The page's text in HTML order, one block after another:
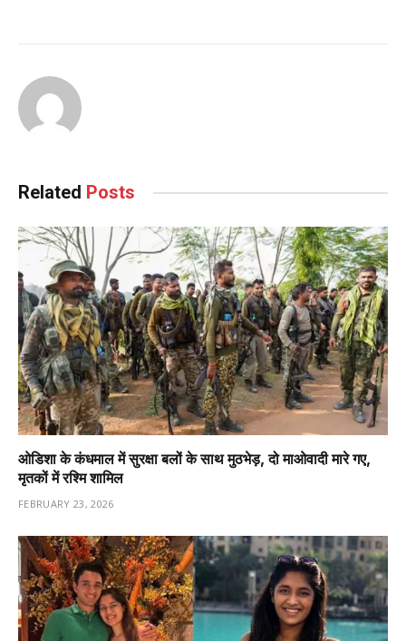
Related Posts
ओडिशा के कंधमाल में सुरक्षा बलों के साथ मुठभेड़, दो माओवादी मारे गए,
मृतकों में रश्मि शामिल
FEBRUARY 23, 2026